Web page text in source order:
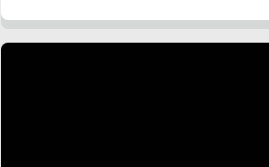
سپاه: دو نفتکش متخلف مورد اصابت قرار
ترامپ مدعی توافق تاریخی برای خلع سلاح